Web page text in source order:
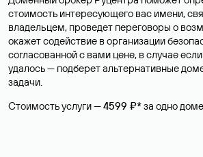
стоимость интересующего вас имени,
владельцем, проведет переговоры о
окажет содействие в организации
согласованной с вами цене, в случае
удалось — подберет альтернативные
задачи.
Стоимость услуги —4599 ₽*за одно